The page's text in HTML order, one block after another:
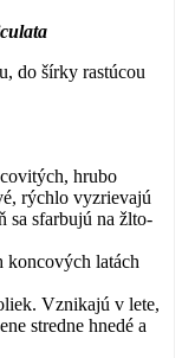
do šírky rastúcou
hrubo
rýchlo vyzrievajú
sa sfarbujú na žlto-
koncových latách
Vznikajú v lete,
stredne hnedé a